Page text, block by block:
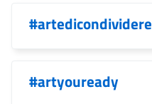
#artedicondividere
#artyouready